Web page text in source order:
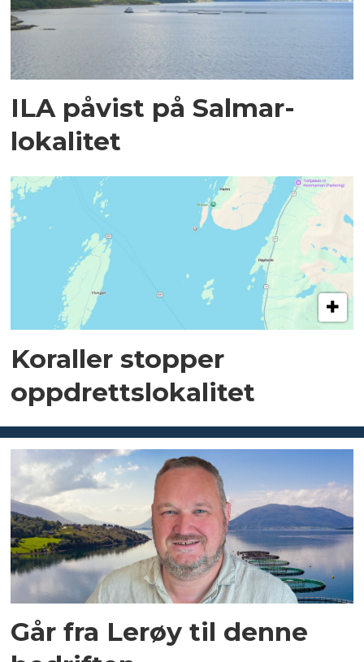
ILA påvist på Salmar-
lokalitet
Koraller stopper
oppdrettslokalitet
Går fra Lerøy til denne